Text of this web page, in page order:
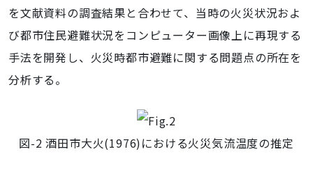
を文献資料の調査結果と合わせて、当時の火災状況およ
び都市住民避難状況をコンピューター画像上に再現する
手法を開発し、火災時都市避難に関する問題点の所在を
分析する。
図-2 酒田市大火(1976)における火災気流温度の推定